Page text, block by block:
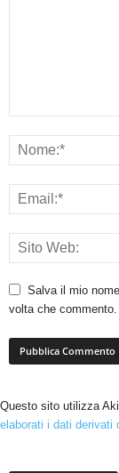
Salva il mio
volta che commento.
Questo sito utilizza
elaborati i dati derivati